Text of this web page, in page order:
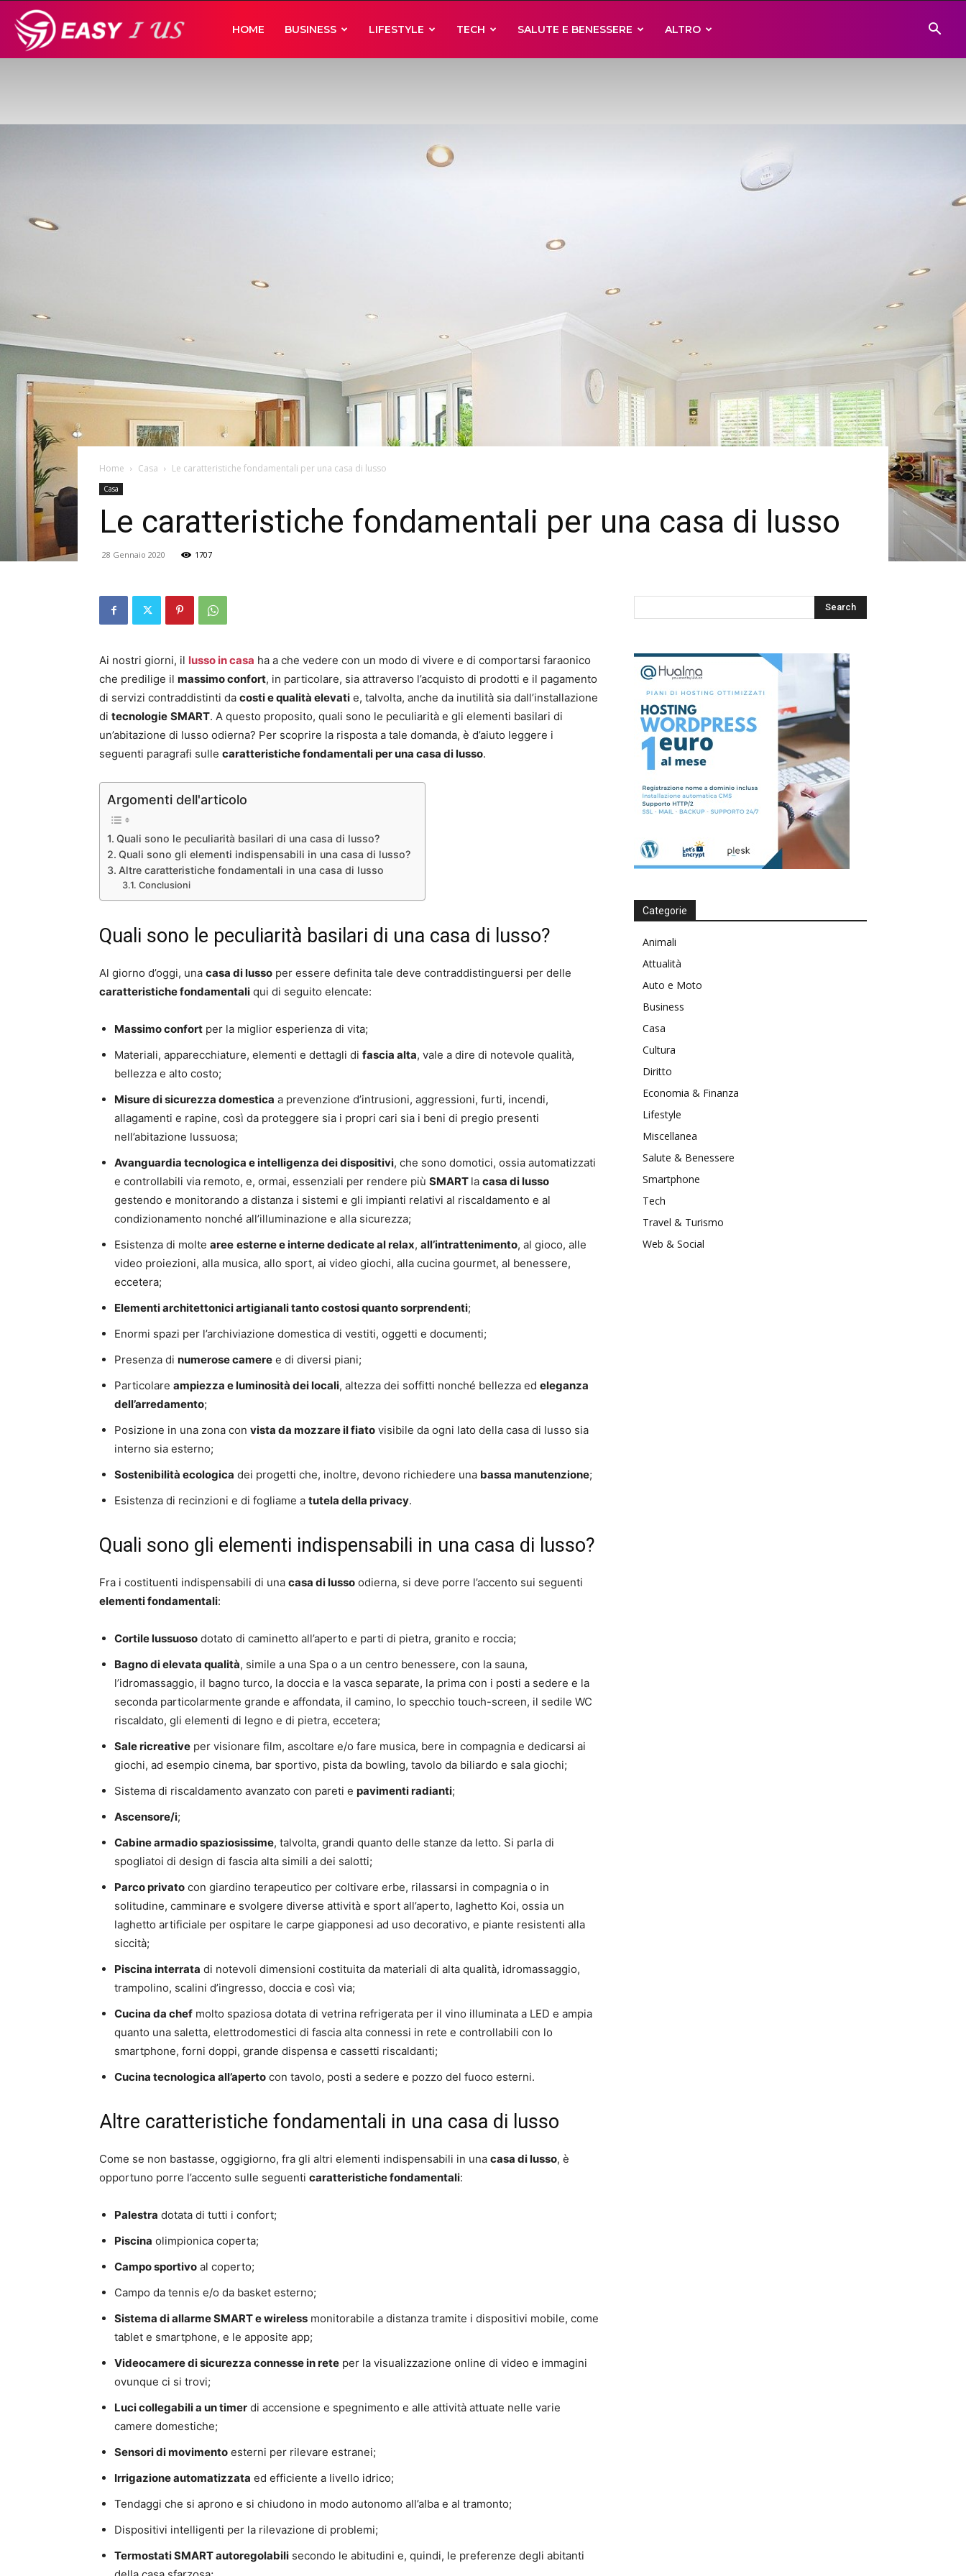
HOME BUSINESS LIFESTYLE TECH SALUTE E BENESSERE ALTRO
Home Casa Le caratteristiche fondamentali per una casa di lusso
Casa
Le caratteristiche fondamentali per una casa di lusso
28 Gennaio 2020 1707
Ai nostri giorni, il lusso in casa ha a che vedere con un modo di vivere e di comportarsi faraonico
che predilige il massimo confort, in particolare, sia attraverso l’acquisto di prodotti e il pagamento
di servizi contraddistinti da costi e qualità elevati e, talvolta, anche da inutilità sia dall’installazione
di tecnologie SMART. A questo proposito, quali sono le peculiarità e gli elementi basilari di
un’abitazione di lusso odierna? Per scoprire la risposta a tale domanda, è d’aiuto leggere i
seguenti paragrafi sulle caratteristiche fondamentali per una casa di lusso.
Argomenti dell'articolo
Quali sono le peculiarità basilari di una casa di lusso?
Quali sono gli elementi indispensabili in una casa di lusso?
Altre caratteristiche fondamentali in una casa di lusso
Conclusioni
Quali sono le peculiarità basilari di una casa di lusso?
Al giorno d’oggi, una casa di lusso per essere definita tale deve contraddistinguersi per delle
caratteristiche fondamentali qui di seguito elencate:
Massimo confort per la miglior esperienza di vita;
Materiali, apparecchiature, elementi e dettagli di fascia alta, vale a dire di notevole qualità,
bellezza e alto costo;
Misure di sicurezza domestica a prevenzione d’intrusioni, aggressioni, furti, incendi,
allagamenti e rapine, così da proteggere sia i propri cari sia i beni di pregio presenti
nell’abitazione lussuosa;
Avanguardia tecnologica e intelligenza dei dispositivi, che sono domotici, ossia automatizzati
e controllabili via remoto, e, ormai, essenziali per rendere più SMART la casa di lusso
gestendo e monitorando a distanza i sistemi e gli impianti relativi al riscaldamento e al
condizionamento nonché all’illuminazione e alla sicurezza;
Esistenza di molte aree esterne e interne dedicate al relax, all’intrattenimento, al gioco, alle
video proiezioni, alla musica, allo sport, ai video giochi, alla cucina gourmet, al benessere,
eccetera;
Elementi architettonici artigianali tanto costosi quanto sorprendenti;
Enormi spazi per l’archiviazione domestica di vestiti, oggetti e documenti;
Presenza di numerose camere e di diversi piani;
Particolare ampiezza e luminosità dei locali, altezza dei soffitti nonché bellezza ed eleganza
dell’arredamento;
Posizione in una zona con vista da mozzare il fiato visibile da ogni lato della casa di lusso sia
interno sia esterno;
Sostenibilità ecologica dei progetti che, inoltre, devono richiedere una bassa manutenzione;
Esistenza di recinzioni e di fogliame a tutela della privacy.
Quali sono gli elementi indispensabili in una casa di lusso?
Fra i costituenti indispensabili di una casa di lusso odierna, si deve porre l’accento sui seguenti
elementi fondamentali:
Cortile lussuoso dotato di caminetto all’aperto e parti di pietra, granito e roccia;
Bagno di elevata qualità, simile a una Spa o a un centro benessere, con la sauna,
l’idromassaggio, il bagno turco, la doccia e la vasca separate, la prima con i posti a sedere e la
seconda particolarmente grande e affondata, il camino, lo specchio touch-screen, il sedile WC
riscaldato, gli elementi di legno e di pietra, eccetera;
Sale ricreative per visionare film, ascoltare e/o fare musica, bere in compagnia e dedicarsi ai
giochi, ad esempio cinema, bar sportivo, pista da bowling, tavolo da biliardo e sala giochi;
Sistema di riscaldamento avanzato con pareti e pavimenti radianti;
Ascensore/i;
Cabine armadio spaziosissime, talvolta, grandi quanto delle stanze da letto. Si parla di
spogliatoi di design di fascia alta simili a dei salotti;
Parco privato con giardino terapeutico per coltivare erbe, rilassarsi in compagnia o in
solitudine, camminare e svolgere diverse attività e sport all’aperto, laghetto Koi, ossia un
laghetto artificiale per ospitare le carpe giapponesi ad uso decorativo, e piante resistenti alla
siccità;
Piscina interrata di notevoli dimensioni costituita da materiali di alta qualità, idromassaggio,
trampolino, scalini d’ingresso, doccia e così via;
Cucina da chef molto spaziosa dotata di vetrina refrigerata per il vino illuminata a LED e ampia
quanto una saletta, elettrodomestici di fascia alta connessi in rete e controllabili con lo
smartphone, forni doppi, grande dispensa e cassetti riscaldanti;
Cucina tecnologica all’aperto con tavolo, posti a sedere e pozzo del fuoco esterni.
Altre caratteristiche fondamentali in una casa di lusso
Come se non bastasse, oggigiorno, fra gli altri elementi indispensabili in una casa di lusso, è
opportuno porre l’accento sulle seguenti caratteristiche fondamentali:
Palestra dotata di tutti i confort;
Piscina olimpionica coperta;
Campo sportivo al coperto;
Campo da tennis e/o da basket esterno;
Sistema di allarme SMART e wireless monitorabile a distanza tramite i dispositivi mobile, come
tablet e smartphone, e le apposite app;
Videocamere di sicurezza connesse in rete per la visualizzazione online di video e immagini
ovunque ci si trovi;
Luci collegabili a un timer di accensione e spegnimento e alle attività attuate nelle varie
camere domestiche;
Sensori di movimento esterni per rilevare estranei;
Irrigazione automatizzata ed efficiente a livello idrico;
Tendaggi che si aprono e si chiudono in modo autonomo all’alba e al tramonto;
Dispositivi intelligenti per la rilevazione di problemi;
Termostati SMART autoregolabili secondo le abitudini e, quindi, le preferenze degli abitanti
Categorie
Animali
Attualità
Auto e Moto
Business
Casa
Cultura
Diritto
Economia & Finanza
Lifestyle
Miscellanea
Salute & Benessere
Smartphone
Tech
Travel & Turismo
Web & Social